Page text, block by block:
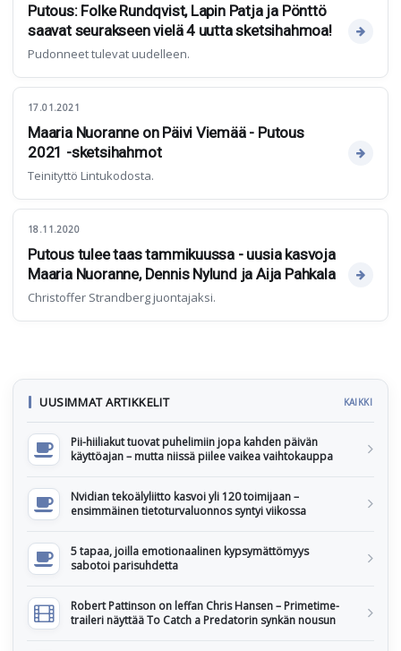
Putous: Folke Rundqvist, Lapin Patja ja Pönttö
saavat seurakseen vielä 4 uutta sketsihahmoa!
Pudonneet tulevat uudelleen.
17.01.2021
Maaria Nuoranne on Päivi Viemää - Putous
2021 -sketsihahmot
Teinityttö Lintukodosta.
18.11.2020
Putous tulee taas tammikuussa - uusia kasvoja
Maaria Nuoranne, Dennis Nylund ja Aija Pahkala
Christoffer Strandberg juontajaksi.
UUSIMMAT ARTIKKELIT KAIKKI
Pii-hiiliakut tuovat puhelimiin jopa kahden päivän
käyttöajan – mutta niissä piilee vaikea vaihtokauppa
Nvidian tekoälyliitto kasvoi yli 120 toimijaan –
ensimmäinen tietoturvaluonnos syntyi viikossa
5 tapaa, joilla emotionaalinen kypsymättömyys
sabotoi parisuhdetta
Robert Pattinson on leffan Chris Hansen – Primetime-
traileri näyttää To Catch a Predatorin synkän nousun